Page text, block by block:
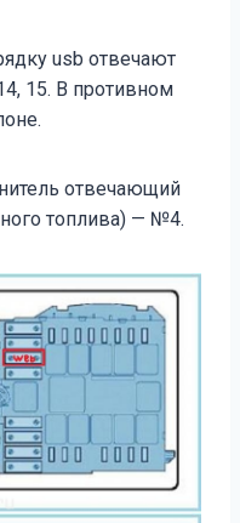
usb отвечают
15. В противном
отвечающий
топлива) — №4.